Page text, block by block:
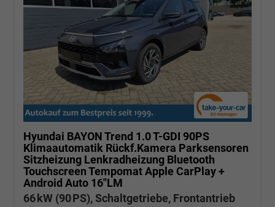
Hyundai BAYONTrend 1.0 T-GDI 90PS
Klimaautomatik Rückf.Kamera Parksensoren
Sitzheizung Lenkradheizung Bluetooth
Touchscreen Tempomat Apple CarPlay +
Android Auto 16"LM
66 kW (90 PS), Schaltgetriebe, Frontantrieb